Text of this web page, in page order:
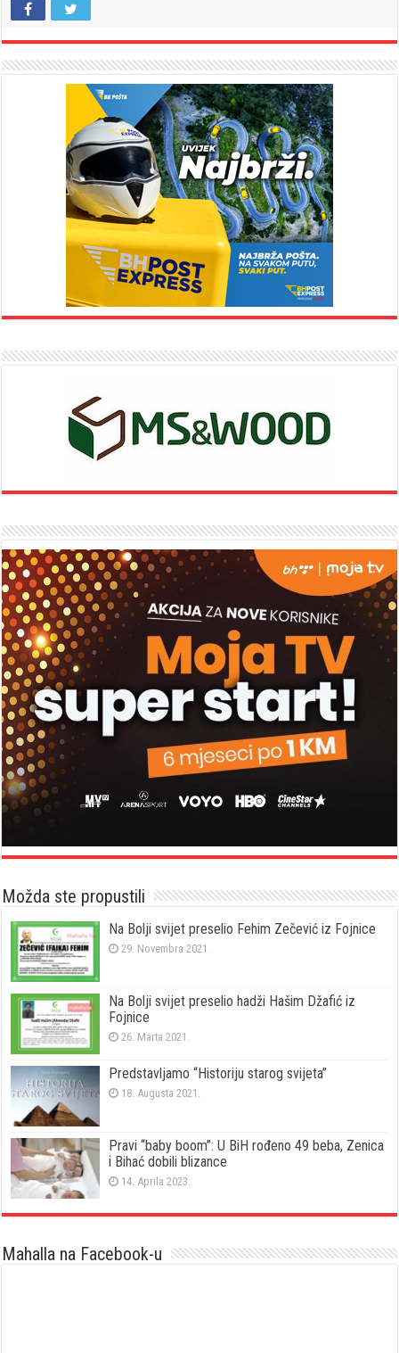
Možda ste propustili
Na Bolji svijet preselio Fehim Zečević iz Fojnice
29. Novembra 2021.
Na Bolji svijet preselio hadži Hašim Džafić iz
Fojnice
26. Marta 2021.
Predstavljamo “Historiju starog svijeta”
18. Augusta 2021.
Pravi “baby boom”: U BiH rođeno 49 beba, Zenica
i Bihać dobili blizance
14. Aprila 2023.
Mahalla na Facebook-u